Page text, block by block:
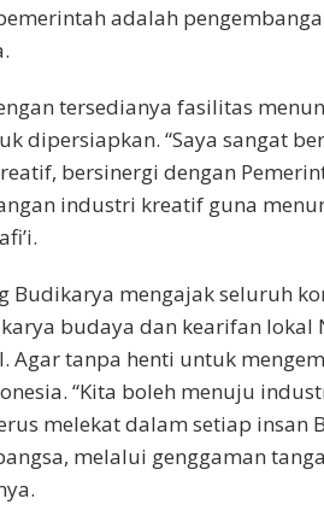
adalah
tersedianya fasilitas
dipersiapkan. “Saya sangat
bersinergi dengan
industri kreatif guna
Budikarya mengajak seluruh
budaya dan kearifan lokal
tanpa henti untuk
“Kita boleh menuju
melekat dalam setiap insan
melalui genggaman